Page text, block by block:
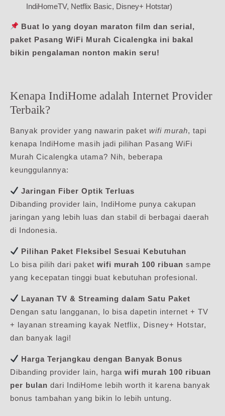
IndiHomeTV, Netflix Basic, Disney+ Hotstar)
Buat lo yang doyan maraton film dan serial,
paket Pasang WiFi Murah Cicalengka ini bakal
bikin pengalaman nonton makin seru!
Kenapa IndiHome adalah Internet Provider
Terbaik?
Banyak provider yang nawarin paket wifi murah, tapi
kenapa IndiHome masih jadi pilihan Pasang WiFi
Murah Cicalengka utama? Nih, beberapa
keunggulannya:
Jaringan Fiber Optik Terluas
Dibanding provider lain, IndiHome punya cakupan
jaringan yang lebih luas dan stabil di berbagai daerah
di Indonesia.
Pilihan Paket Fleksibel Sesuai Kebutuhan
Lo bisa pilih dari paket wifi murah 100 ribuan sampe
yang kecepatan tinggi buat kebutuhan profesional.
Layanan TV & Streaming dalam Satu Paket
Dengan satu langganan, lo bisa dapetin internet + TV
+ layanan streaming kayak Netflix, Disney+ Hotstar,
dan banyak lagi!
Harga Terjangkau dengan Banyak Bonus
Dibanding provider lain, harga wifi murah 100 ribuan
per bulan dari IndiHome lebih worth it karena banyak
bonus tambahan yang bikin lo lebih untung.